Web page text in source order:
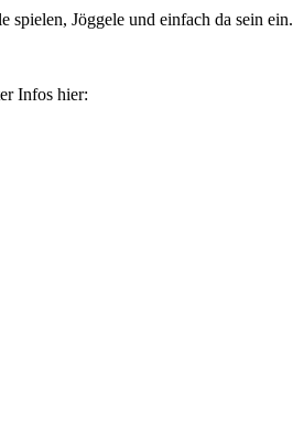
Jöggele und einfach da sein ein.
Infos hier: